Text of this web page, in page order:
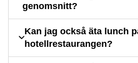
genomsnitt?
Kan jag också äta lunch
hotellrestaurangen?